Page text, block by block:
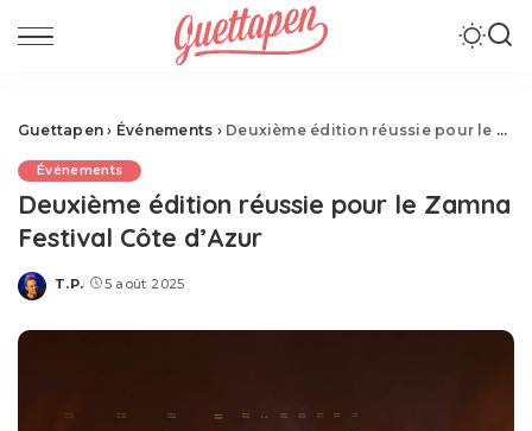
Guettapen › Événements › Deuxième édition réussie pour le Zamna Festival Côte d’Azur
Événements
Deuxième édition réussie pour le Zamna
Festival Côte d’Azur
Posted
T.P. 5 août 2025